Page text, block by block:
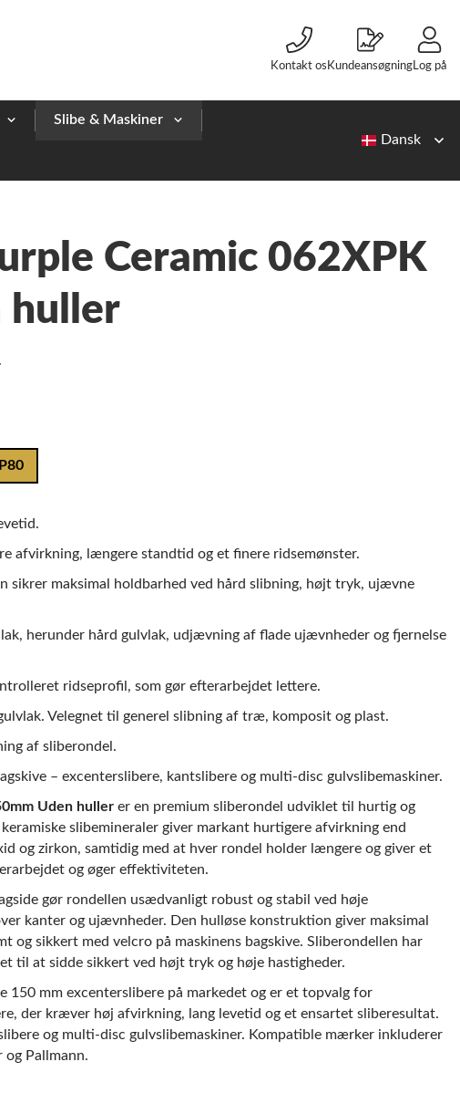
Kontakt os Kundeansøgning Log på
Slibe & Maskiner
Ceramic 062XPK
huller
P80
afvirkning, længere standtid og et finere ridsemønster.
sikrer maksimal holdbarhed ved hård slibning, højt tryk, ujævne
herunder hård gulvlak, udjævning af flade ujævnheder og fjernelse
ridseprofil, som gør efterarbejdet lettere.
Velegnet til generel slibning af træ, komposit og plast.
af sliberondel.
– excenterslibere, kantslibere og multi-disc gulvslibemaskiner.
Uden hullerer en premium sliberondel udviklet til hurtig og
slibemineraler giver markant hurtigere afvirkning end
og zirkon, samtidig med at hver rondel holder længere og giver et
og øger effektiviteten.
gør rondellen usædvanligt robust og stabil ved høje
kanter og ujævnheder. Den hulløse konstruktion giver maksimal
og sikkert med velcro på maskinens bagskive. Sliberondellen har
til at sidde sikkert ved højt tryk og høje hastigheder.
150 mm excenterslibere på markedet og er et topvalg for
der kræver høj afvirkning, lang levetid og et ensartet sliberesultat.
og multi-disc gulvslibemaskiner. Kompatible mærker inkluderer
og Pallmann.